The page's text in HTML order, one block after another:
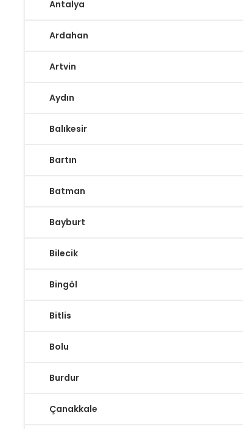
Antalya
Ardahan
Artvin
Aydın
Balıkesir
Bartın
Batman
Bayburt
Bilecik
Bingöl
Bitlis
Bolu
Burdur
Çanakkale